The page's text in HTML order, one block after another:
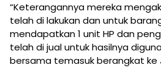
“Keterangannya mereka
telah di lakukan dan untuk
mendapatkan 1 unit HP dan
telah di jual untuk hasilnya
bersama temasuk berangkat ke